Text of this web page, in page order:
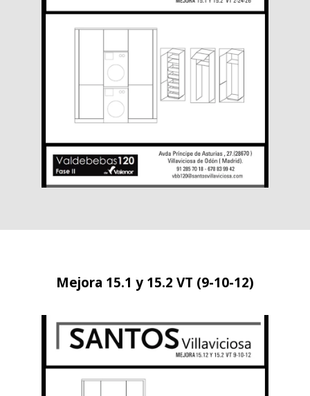
Mejora 15.1 y 15.2 VT (9-10-12)